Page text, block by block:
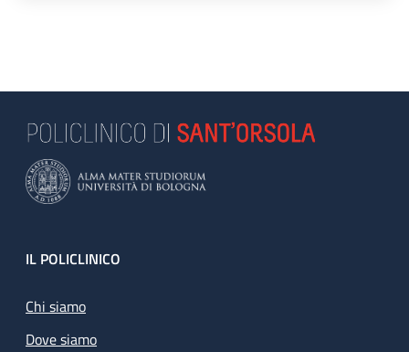
Footer
IL POLICLINICO
Chi siamo
Dove siamo